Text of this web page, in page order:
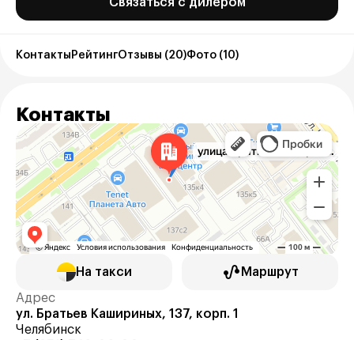
Контакты РейтингОтзывы (20)Фото (10)
Контакты
На такси Маршрут
Адрес
ул. Братьев Кашириных, 137, корп. 1
Челябинск